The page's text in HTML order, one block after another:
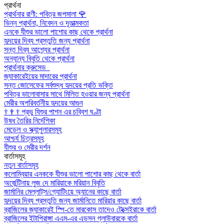
প্রার্থনা
প্রার্থনার রাণী: পবিত্র জপমালা 🌹
ভিন্ন প্রার্থনা, নিবেদন ও দূতাত্মকতা
এনকে যীশুর ভালো পাশোর কাছ থেকে প্রার্থনা
হৃদয়ের দিব্য প্রস্তুতি জন্য প্রার্থনা
সন্ত দিব্য আশ্র্যের প্রার্থনা
অন্যান্য বিবৃতি থেকে প্রার্থনা
প্রার্থনার ক্রুসেড
জ্যাকারেইয়ের মাদারের প্রার্থনা
সন্ত জোসেফের সর্বশুদ্ধ হৃদয়ের প্রতি ভক্তি
পবিত্র ভালোবাসার সাথে মিলিত হওয়ার জন্য প্রার্থনা
মেরীর অপরিবর্তনীয় হৃদয়ের আগুন
† † † প্রভু যিশুর পাশন এর চব্বিশ ঘণ্টা
উষধ তৈরির নির্দেশিকা
মেডেল ও স্ক্যাপুলারসমূহ
আশ্চর্য চিত্রসমূহ
যীশুর ও মেরীর দর্শন
বার্তাসমূহ
নতুন বার্তাসমূহ
কলোম্বিয়ার এনককে যীশুর ভালো পাশোর কাছ থেকে বার্তা
অর্জেন্টিনায় লুজ দে মারিয়াকে মরিয়ান বিবৃতি
জার্মানির মেল্লাট্‌স/গ্যোটিংয়ে অ্যানের কাছে বার্তা
হৃদয়ের দিব্য প্রস্তুতি জন্য জার্মানিতে মারিয়ার কাছে বার্তা
ব্রাজিলের জ্যাকারেই স্পি-তে মারকোস তাদেও টেক্সেইরাকে বার্তা
ব্রাজিলের ইটাপিরাঙ্গা এএম-এর এডসন গ্লাউবারকে বার্তা